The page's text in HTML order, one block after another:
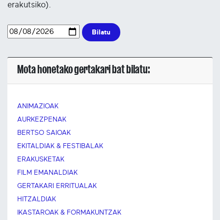
erakutsiko).
Bilatu
Mota honetako gertakari bat bilatu:
ANIMAZIOAK
AURKEZPENAK
BERTSO SAIOAK
EKITALDIAK & FESTIBALAK
ERAKUSKETAK
FILM EMANALDIAK
GERTAKARI ERRITUALAK
HITZALDIAK
IKASTAROAK & FORMAKUNTZAK